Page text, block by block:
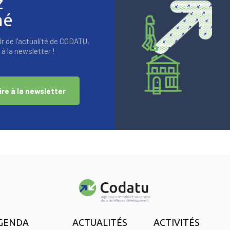
de l'actualité de CODATU,
la newsletter !
à la newsletter
ACTUALITÉS ACTIVITÉS